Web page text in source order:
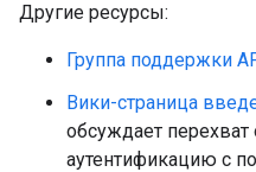
Другие ресурсы:
Группа поддержки
Вики-страница
обсуждает
аутентификацию с